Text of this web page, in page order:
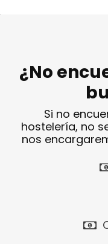
¿No
Si no
hostelería, no
nos